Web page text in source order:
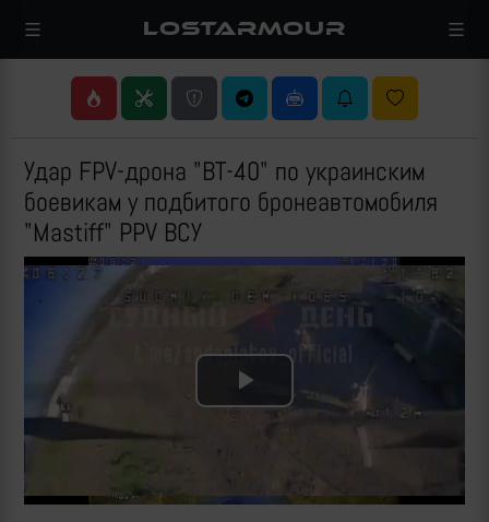
LOSTARMOUR
Удар FPV-дрона "ВТ-40" по украинским
боевикам у подбитого бронеавтомобиля
"Mastiff" PPV ВСУ
Play